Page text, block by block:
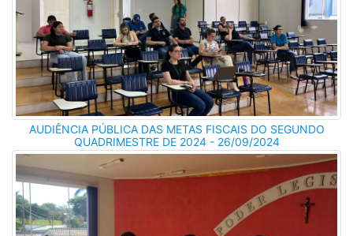
AUDIÊNCIA PÚBLICA DAS METAS FISCAIS DO SEGUNDO
QUADRIMESTRE DE 2024 - 26/09/2024